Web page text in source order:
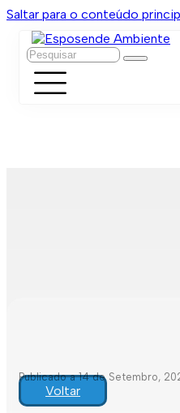
Saltar para o conteúdo
Pesquisar
Publicado a 14 de Setembro,
Voltar